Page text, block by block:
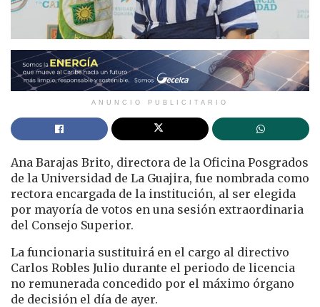
ANUNCIO PUBLICITARIO
Ana Barajas Brito, directora de la Oficina Posgrados
de la Universidad de La Guajira, fue nombrada como
rectora encargada de la institución, al ser elegida
por mayoría de votos en una sesión extraordinaria
del Consejo Superior.
La funcionaria sustituirá en el cargo al directivo
Carlos Robles Julio durante el periodo de licencia
no remunerada concedido por el máximo órgano
de decisión el día de ayer.